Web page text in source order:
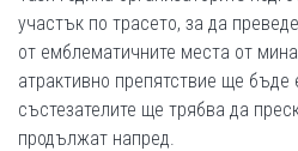
участък по трасето, за да
от емблематичните места от
атрактивно препятствие ще бъде
състезателите ще трябва да
продължат напред.